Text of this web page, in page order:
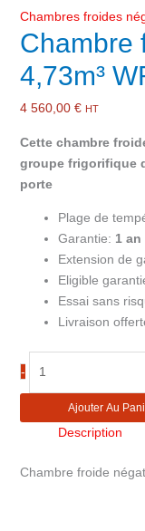
Chambres froides
Chambre
4,73m³
4 560,00 € HT
Cette chambre
groupe frigorifique
porte
Plage de
Garantie: 1
Extension de
Eligible
Essai sans
Livraison
-
Chambre
froide
4,73m³
Ajouter Au
Description
Chambre froide